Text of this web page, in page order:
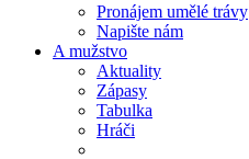
Pronájem umělé trávy
Napište nám
A mužstvo
Aktuality
Zápasy
Tabulka
Hráči